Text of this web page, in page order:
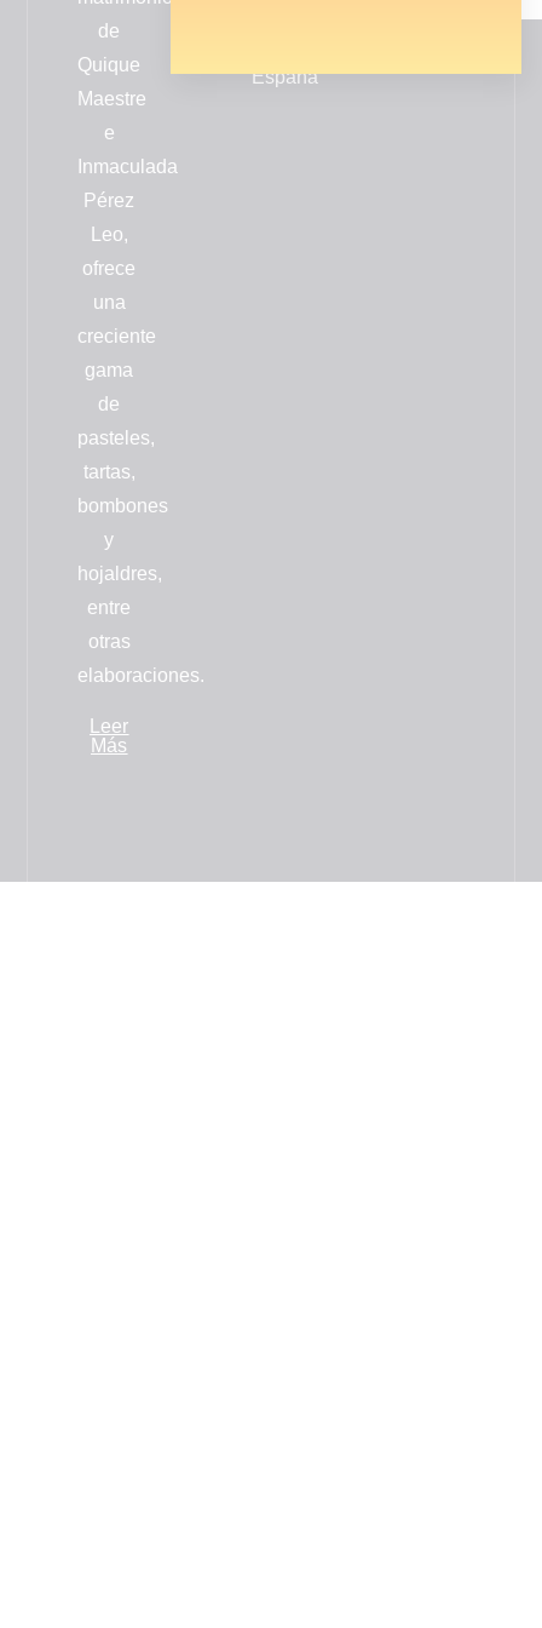
de
Quique
Maestre
e
Inmaculada
Pérez
Leo,
ofrece
una
creciente
gama
de
pasteles,
tartas,
bombones
y
hojaldres,
entre
otras
elaboraciones.
Leer
Más
España